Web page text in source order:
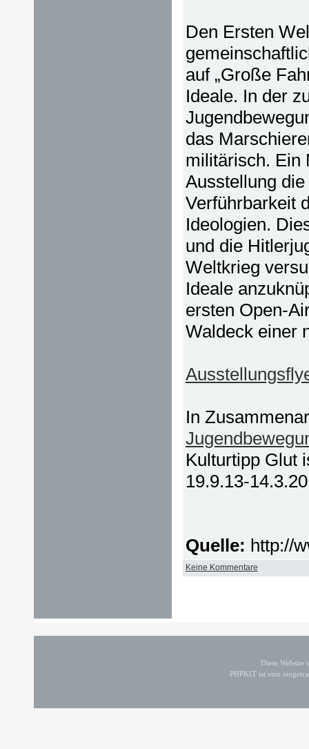
Den Ersten
auf „Große
Ideale. In der
das
militärisch. Ein
Ausstellung
Verführbarkeit
Ideologien.
und die
Weltkrieg
Ideale
ersten Open-
Waldeck einer
In
Kulturtipp Glut
19.9.13-
Quelle: http://
Keine Kommentare
Diese
PHPKIT ist eine